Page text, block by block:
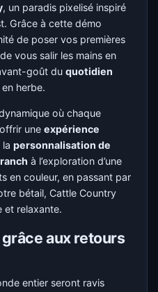
, un paradis pixelisé inspiré
Grâce à cette démo
de poser vos premières
vous salir les mains en
goût duquotidien
en herbe.
où chaque
uneexpérience
lapersonnalisation de
à l’exploration d’une
en couleur, en passant par
bétail, Cattle Country
et relaxante.
aux retours
entier seront ravis